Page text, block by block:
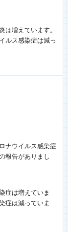
は増えています。
ルス感染症は減っ
ナウイルス感染症
報告がありまし
症は増えていま
症は減っていま